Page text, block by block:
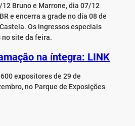
Bruno e Marrone, dia 07/12
e encerra a grade no dia 08 de
Os ingressos especiais
site da feira.
na íntegra: LINK
expositores de 29 de
no Parque de Exposições